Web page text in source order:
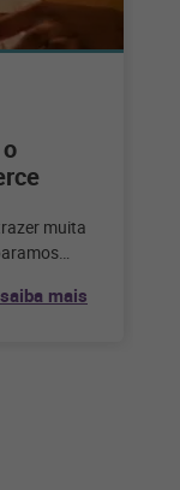
muita
mais